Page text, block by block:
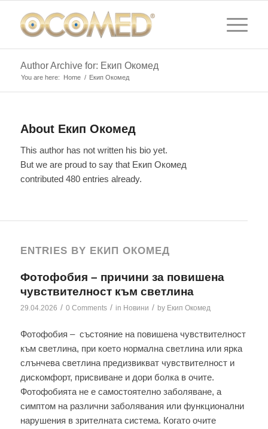
Author Archive for: Екип Окомед
You are here: Home / Екип Окомед
About Екип Окомед
This author has not written his bio yet.
But we are proud to say that Екип Окомед
contributed 480 entries already.
ENTRIES BY ЕКИП ОКОМЕД
Фотофобия – причини за повишена
чувствителност към светлина
29.04.2026 / 0 Comments / in Новини / by Екип Окомед
Фотофобия – състояние на повишена чувствителност
към светлина, при което нормална светлина или ярка
слънчева светлина предизвикват чувствителност и
дискомфорт, присвиване и дори болка в очите.
Фотофобията не е самостоятелно заболяване, а
симптом на различни заболявания или функционални
нарушения в зрителната система. Когато очите